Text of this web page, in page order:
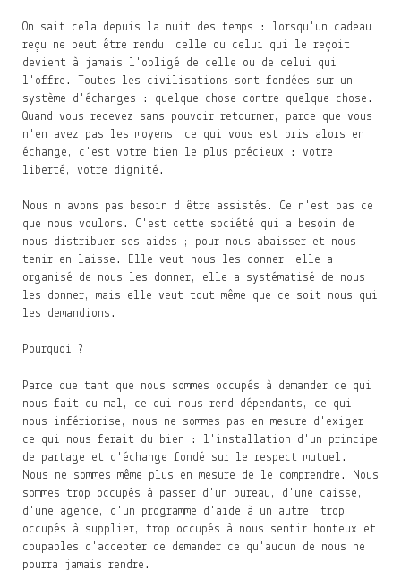
On sait cela depuis la nuit des temps : lorsqu'un cadeau
reçu ne peut être rendu, celle ou celui qui le reçoit
devient à jamais l'obligé de celle ou de celui qui
l'offre. Toutes les civilisations sont fondées sur un
système d'échanges : quelque chose contre quelque chose.
Quand vous recevez sans pouvoir retourner, parce que vous
n'en avez pas les moyens, ce qui vous est pris alors en
échange, c'est votre bien le plus précieux : votre
liberté, votre dignité.
Nous n'avons pas besoin d'être assistés. Ce n'est pas ce
que nous voulons. C'est cette société qui a besoin de
nous distribuer ses aides ; pour nous abaisser et nous
tenir en laisse. Elle veut nous les donner, elle a
organisé de nous les donner, elle a systématisé de nous
les donner, mais elle veut tout même que ce soit nous qui
les demandions.
Pourquoi ?
Parce que tant que nous sommes occupés à demander ce qui
nous fait du mal, ce qui nous rend dépendants, ce qui
nous infériorise, nous ne sommes pas en mesure d'exiger
ce qui nous ferait du bien : l'installation d'un principe
de partage et d'échange fondé sur le respect mutuel.
Nous ne sommes même plus en mesure de le comprendre. Nous
sommes trop occupés à passer d'un bureau, d'une caisse,
d'une agence, d'un programme d'aide à un autre, trop
occupés à supplier, trop occupés à nous sentir honteux et
coupables d'accepter de demander ce qu'aucun de nous ne
pourra jamais rendre.